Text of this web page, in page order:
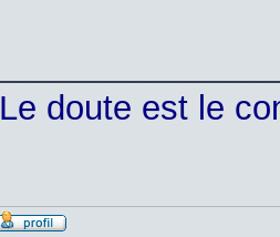
Le doute est le